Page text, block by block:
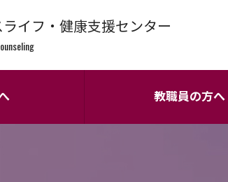
イフ・健康支援センター
教職員の方へ